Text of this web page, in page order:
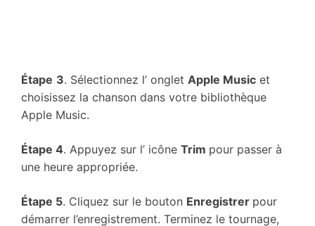
Étape 3. Sélectionnez l’ onglet Apple Music et
choisissez la chanson dans votre bibliothèque
Apple Music.
Étape 4. Appuyez sur l’ icône Trim pour passer à
une heure appropriée.
Étape 5. Cliquez sur le bouton Enregistrer pour
démarrer l’enregistrement. Terminez le tournage,